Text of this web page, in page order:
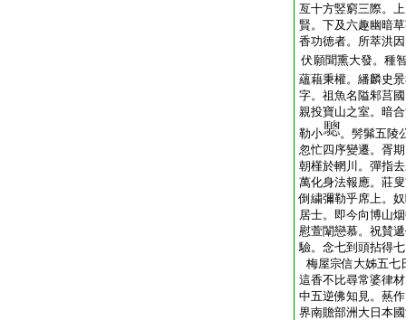
亙十方竪窮三際。
賢。下及六趣幽暗
香功徳者。所萃洪
伏願聞熏大發。種
蘊藉秉權。繙麟史
字。祖魚名隘邾莒
親投寶山之室。暗
勒小
。髣髴五陵
忽忙四序變遷。胥
朝槿於輞川。彈指
萬化身法報應。莊
倒繍彌勒乎席上。
居士。即今向博山
慰萱闈戀慕。祝賛
驗。念七到頭拈得
梅屋宗信大姊五七
這香不比尋常婆律
中五逆佛知見。爇
界南贍部洲大日本